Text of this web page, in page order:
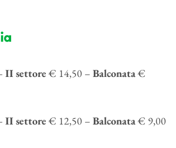
II settore€ 14,50 – Balconata€
II settore€ 12,50 – Balconata€ 9,00